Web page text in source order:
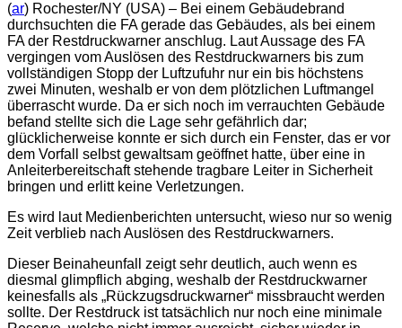
(ar) Rochester/NY (USA) – Bei einem Gebäudebrand
durchsuchten die FA gerade das Gebäudes, als bei einem
FA der Restdruckwarner anschlug. Laut Aussage des FA
vergingen vom Auslösen des Restdruckwarners bis zum
vollständigen Stopp der Luftzufuhr nur ein bis höchstens
zwei Minuten, weshalb er von dem plötzlichen Luftmangel
überrascht wurde. Da er sich noch im verrauchten Gebäude
befand stellte sich die Lage sehr gefährlich dar;
glücklicherweise konnte er sich durch ein Fenster, das er vor
dem Vorfall selbst gewaltsam geöffnet hatte, über eine in
Anleiterbereitschaft stehende tragbare Leiter in Sicherheit
bringen und erlitt keine Verletzungen.
Es wird laut Medienberichten untersucht, wieso nur so wenig
Zeit verblieb nach Auslösen des Restdruckwarners.
Dieser Beinaheunfall zeigt sehr deutlich, auch wenn es
diesmal glimpflich abging, weshalb der Restdruckwarner
keinesfalls als „Rückzugsdruckwarner“ missbraucht werden
sollte. Der Restdruck ist tatsächlich nur noch eine minimale